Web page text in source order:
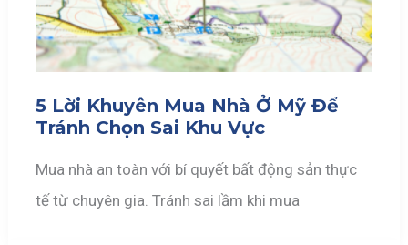
5 Lời Khuyên Mua Nhà Ở Mỹ Để
Tránh Chọn Sai Khu Vực
Mua nhà an toàn với bí quyết bất động sản thực
tế từ chuyên gia. Tránh sai lầm khi mua